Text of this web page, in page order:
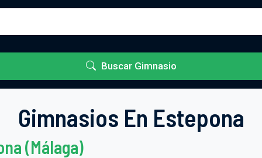
Buscar Gimnasio
Gimnasios En Estepona
(Málaga)